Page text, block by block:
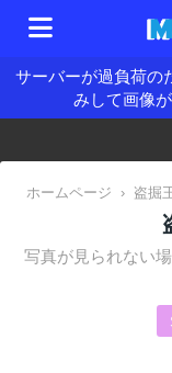
サーバーが過負荷の
みして画像
ホームページ › 盗掘
写真が見られない